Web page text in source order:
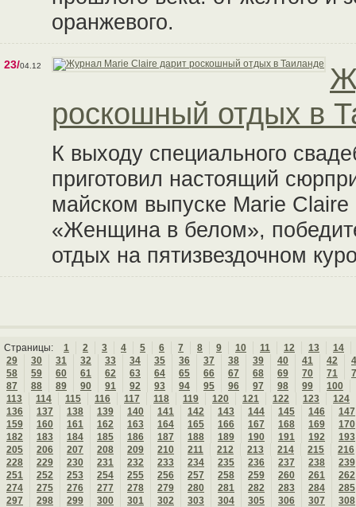
оранжевого.
23/04.12
роскошный отдых в
К выходу специального
приготовил настоящий
майском выпуске Marie Claire
«Женщина в белом»,
отдых на пятизвездочном
Страницы: 1 2 3 4 5 6 7 8 9 10 11 12 13
14
29
30 31 32 33 34 35 36 37 38 39 40 41 42
58
59 60 61 62 63 64 65 66 67 68 69 70 71
87
88 89 90 91 92 93 94 95 96 97 98 99
100
113
114 115 116 117 118 119 120 121 122 123
124
136
137 138 139 140 141 142 143 144 145 146
147
159
160 161 162 163 164 165 166 167 168 169
170
182
183 184 185 186 187 188 189 190 191 192
193
205
206 207 208 209 210 211 212 213 214 215
216
228
229 230 231 232 233 234 235 236 237 238
239
251
252 253 254 255 256 257 258 259 260 261
262
274
275 276 277 278 279 280 281 282 283 284
285
297
298 299 300 301 302 303 304 305 306 307
308